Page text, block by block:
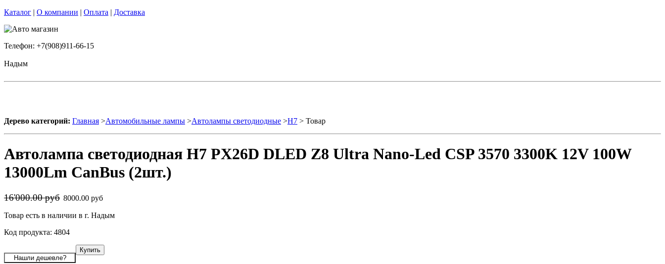
Каталог | О компании | Оплата | Доставка
Телефон: +7(908)911-66-15
Надым
Дерево категорий: Главная >Автомобильные лампы >Автолампы светодиодные >H7 > Товар
Автолампа светодиодная H7 PX26D DLED Z8 Ultra Nano-Led CSP 3570 3300K 12V 100W
13000Lm CanBus (2шт.)
16'000.00 руб 8000.00 руб
Товар есть в наличии в г. Надым
Код продукта: 4804